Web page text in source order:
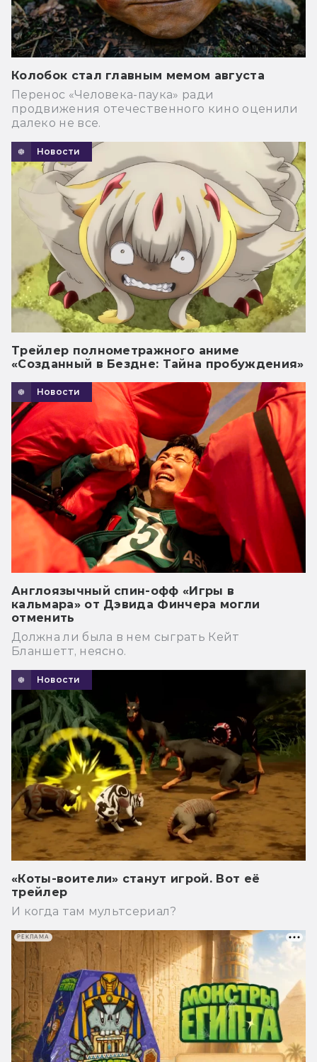
Колобок стал главным мемом августа
Перенос «Человека-паука» ради
продвижения отечественного кино оценили
далеко не все.
Новости
Трейлер полнометражного аниме
«Созданный в Бездне: Тайна пробуждения»
Новости
Англоязычный спин-офф «Игры в
кальмара» от Дэвида Финчера могли
отменить
Должна ли была в нем сыграть Кейт
Бланшетт, неясно.
Новости
«Коты-воители» станут игрой. Вот её
трейлер
И когда там мультсериал?
РЕКЛАМА